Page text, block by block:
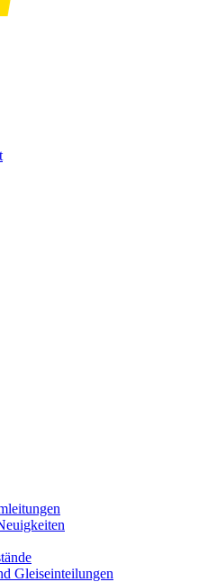
Gleiseinteilungen